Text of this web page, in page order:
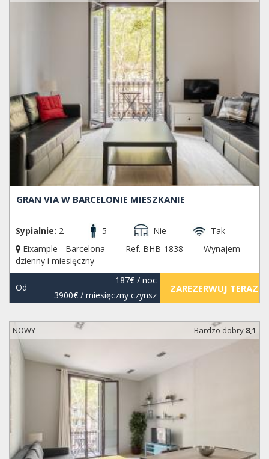
GRAN VIA W BARCELONIE MIESZKANIE
Sypialnie: 2 5 Nie
Tak
Eixample - Barcelona
Ref. BHB-1838
Wynajem
dzienny i miesięczny
Od
187€/ noc
3900€/ miesięczny czynsz
ZAREZERWUJ TERAZ
NOWY Bardzo dobry 8,1